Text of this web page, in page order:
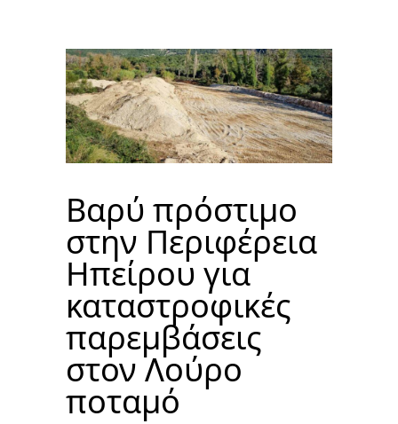
Βαρύ πρόστιμο
στην Περιφέρεια
Ηπείρου για
καταστροφικές
παρεμβάσεις
στον Λούρο
ποταμό